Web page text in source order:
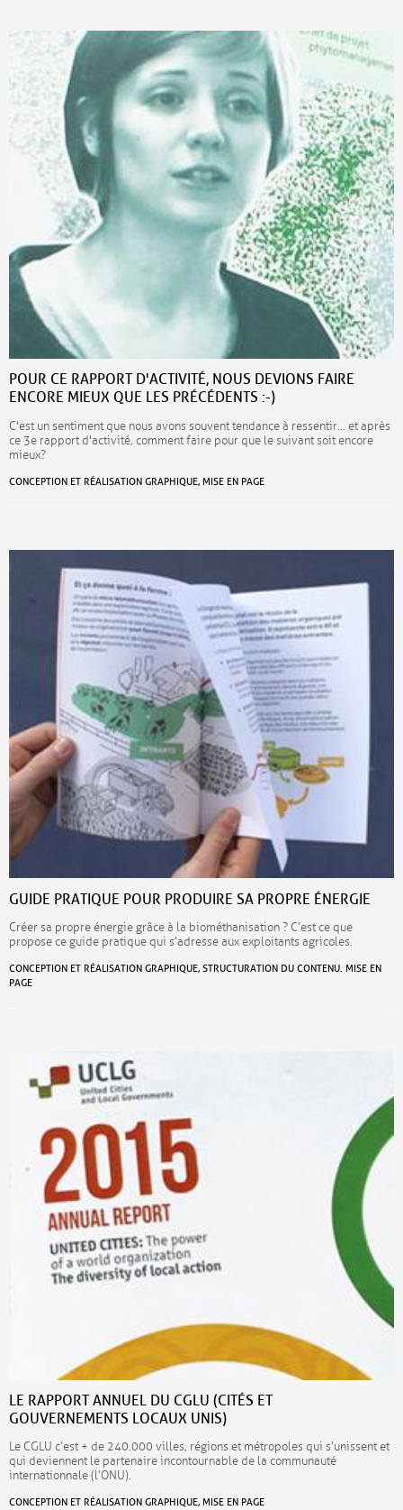
POUR CE RAPPORT D'ACTIVITÉ, NOUS DEVIONS FAIRE
ENCORE MIEUX QUE LES PRÉCÉDENTS :-)
C'est un sentiment que nous avons souvent tendance à ressentir… et après
ce 3e rapport d'activité, comment faire pour que le suivant soit encore
mieux?
CONCEPTION ET RÉALISATION GRAPHIQUE, MISE EN PAGE
GUIDE PRATIQUE POUR PRODUIRE SA PROPRE ÉNERGIE
Créer sa propre énergie grâce à la biométhanisation ? C’est ce que
propose ce guide pratique qui s’adresse aux exploitants agricoles.
CONCEPTION ET RÉALISATION GRAPHIQUE, STRUCTURATION DU CONTENU. MISE EN
PAGE
LE RAPPORT ANNUEL DU CGLU (CITÉS ET
GOUVERNEMENTS LOCAUX UNIS)
Le CGLU c’est + de 240.000 villes, régions et métropoles qui s’unissent et
qui deviennent le partenaire incontournable de la communauté
internationnale (l’ONU).
CONCEPTION ET RÉALISATION GRAPHIQUE, MISE EN PAGE